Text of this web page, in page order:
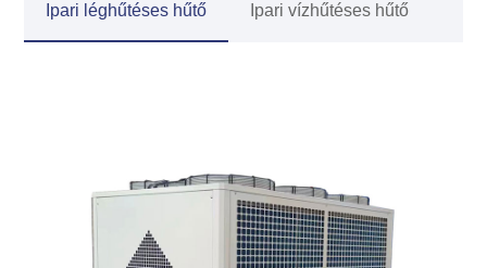
Ipari léghűtéses hűtő Ipari vízhűtéses hűtő